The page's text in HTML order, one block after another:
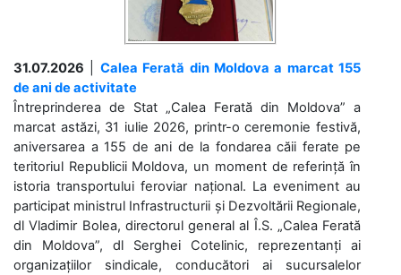
31.07.2026
Calea Ferată din Moldova a marcat 155
de ani de activitate
Întreprinderea de Stat „Calea Ferată din Moldova” a
marcat astăzi, 31 iulie 2026, printr-o ceremonie festivă,
aniversarea a 155 de ani de la fondarea căii ferate pe
teritoriul Republicii Moldova, un moment de referință în
istoria transportului feroviar național. La eveniment au
participat ministrul Infrastructurii și Dezvoltării Regionale,
dl Vladimir Bolea, directorul general al Î.S. „Calea Ferată
din Moldova”, dl Serghei Cotelinic, reprezentanți ai
organizațiilor sindicale, conducători ai sucursalelor